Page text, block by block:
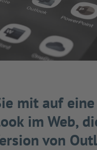
mit auf
im Web,
von